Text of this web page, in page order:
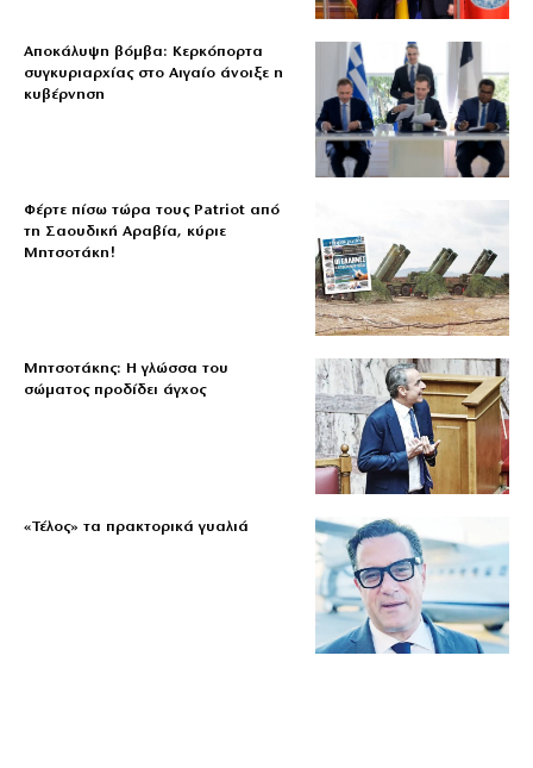
Αποκάλυψη βόμβα: Κερκόπορτα
συγκυριαρχίας στο Αιγαίο άνοιξε η
κυβέρνηση
Φέρτε πίσω τώρα τους Patriot από
τη Σαουδική Αραβία, κύριε
Μητσοτάκη!
Μητσοτάκης: Η γλώσσα του
σώματος προδίδει άγχος
«Τέλος» τα πρακτορικά γυαλιά